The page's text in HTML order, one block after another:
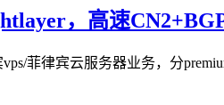
，高速
菲律宾云服务器业务，分